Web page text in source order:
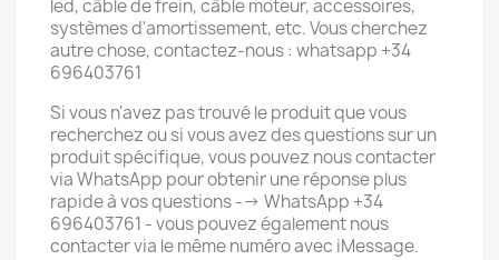
led, câble de frein, câble moteur, accessoires,
systèmes d'amortissement, etc. Vous cherchez
autre chose, contactez-nous : whatsapp +34
696403761
Si vous n'avez pas trouvé le produit que vous
recherchez ou si vous avez des questions sur un
produit spécifique, vous pouvez nous contacter
via WhatsApp pour obtenir une réponse plus
rapide à vos questions --> WhatsApp +34
696403761 - vous pouvez également nous
contacter via le même numéro avec iMessage.